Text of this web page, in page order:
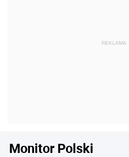
Monitor Polski